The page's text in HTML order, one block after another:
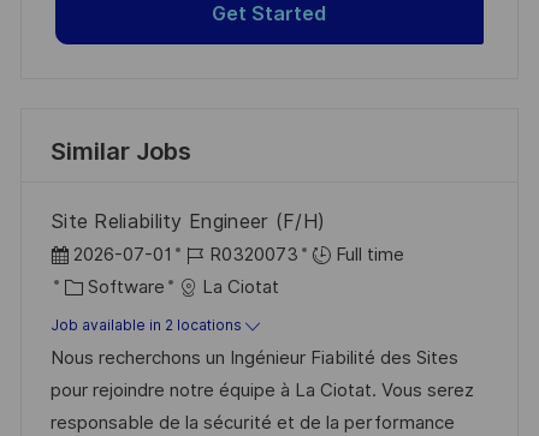
Get Started
Similar Jobs
Site Reliability Engineer (F/H)
P
o
s
t
e
d
2026-07-01
J
o
b
I
d
R0320073
Full time
C
a
t
e
g
Software La Ciotat
Job available in 2 locations
Nous recherchons un Ingénieur Fiabilité des Sites
pour rejoindre notre équipe à La Ciotat. Vous serez
responsable de la sécurité et de la performance